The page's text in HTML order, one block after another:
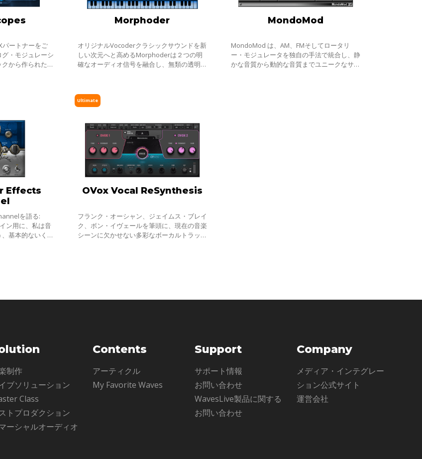
パートナーをご
・モジュレーシ
から作られた、
Morphoder
オリジナルVocoderクラシックサウンドを新
しい次元へと高めるMorphoderは２つの明
確なオーディオ信号を融合し、無類の透明感
MondoMod
MondoMod は、AM、FMそしてロータリ
ー・モジュレータを独自の手法で統合し、静
かな音質から動的な音質までユニークなサウ
Effects
を語る:
ン用に、私は音
基本的ないくつ
Ultimate
OVox Vocal ReSynthesis
フランク・オーシャン、ジェイムス・ブレイ
ク、ボン・イヴェールを筆頭に、現在の音楽
シーンに欠かせない多彩なボーカルトラック
制作
ブソリューション
Class
トプロダクション
ーシャルオーディオ
Contents
アーティクル
My Favorite Waves
Support
サポート情報
お問い合わせ
WavesLive製品に関する
お問い合わせ
Company
メディア・インテグレー
ション公式サイト
運営会社